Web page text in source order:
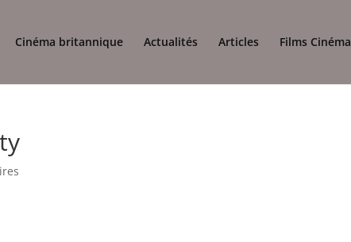
Cinéma britannique Actualités Articles Films Cinéma